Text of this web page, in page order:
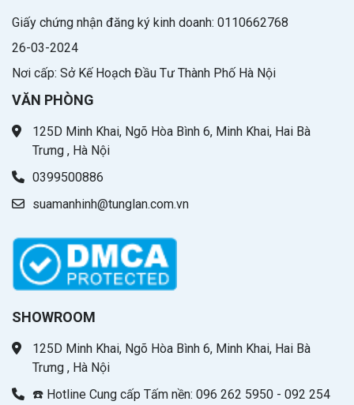
Giấy chứng nhận đăng ký kinh doanh: 0110662768
26-03-2024
Nơi cấp: Sở Kế Hoạch Đầu Tư Thành Phố Hà Nội
VĂN PHÒNG
125D Minh Khai, Ngõ Hòa Bình 6, Minh Khai, Hai Bà
Trưng , Hà Nội
0399500886
suamanhinh@tunglan.com.vn
SHOWROOM
125D Minh Khai, Ngõ Hòa Bình 6, Minh Khai, Hai Bà
Trưng , Hà Nội
☎️ Hotline Cung cấp Tấm nền: 096 262 5950 - 092 254